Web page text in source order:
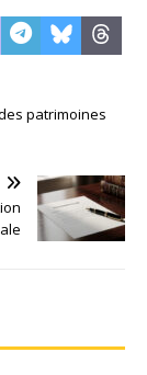
patrimoines